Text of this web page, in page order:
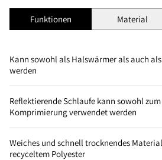
Funktionen Material
Kann sowohl als Halswärmer als auch
werden
Reflektierende Schlaufe kann sowohl
Komprimierung verwendet werden
Weiches und schnell trocknendes
recyceltem Polyester